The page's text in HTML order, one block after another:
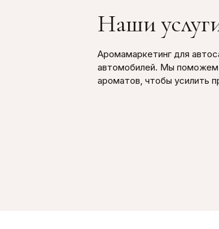
Наши
Аромамаркетинг для
автомобилей. Мы поможем
ароматов, чтобы усилить